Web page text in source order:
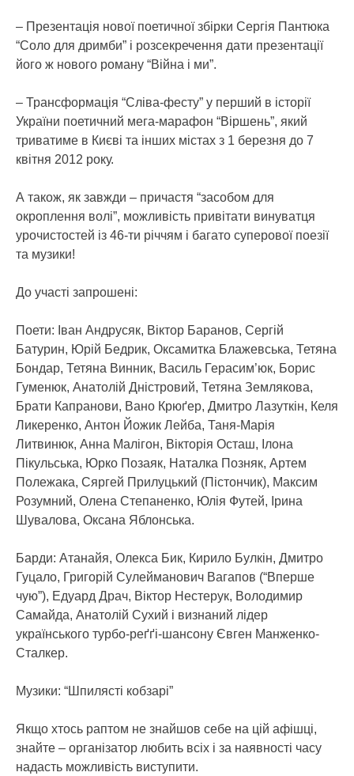
– Презентація нової поетичної збірки Сергія Пантюка
“Соло для дримби” і розсекречення дати презентації
його ж нового роману “Війна і ми”.
– Трансформація “Сліва-фесту” у перший в історії
України поетичний мега-марафон “Віршень”, який
триватиме в Києві та інших містах з 1 березня до 7
квітня 2012 року.
А також, як завжди – причастя “засобом для
окроплення волі”, можливість привітати винуватця
урочистостей із 46-ти річчям і багато суперової поезії
та музики!
До участі запрошені:
Поети: Іван Андрусяк, Віктор Баранов, Сергій
Батурин, Юрій Бедрик, Оксамитка Блажевська, Тетяна
Бондар, Тетяна Винник, Василь Герасим’юк, Борис
Гуменюк, Анатолій Дністровий, Тетяна Землякова,
Брати Капранови, Вано Крюґер, Дмитро Лазуткін, Келя
Ликеренко, Антон Йожик Лейба, Таня-Марія
Литвинюк, Анна Малігон, Вікторія Осташ, Ілона
Пікульська, Юрко Позаяк, Наталка Позняк, Артем
Полежака, Сяргей Прилуцький (Пістончик), Максим
Розумний, Олена Степаненко, Юлія Футей, Ірина
Шувалова, Оксана Яблонська.
Барди: Атанайя, Олекса Бик, Кирило Булкін, Дмитро
Гуцало, Григорій Сулейманович Вагапов (“Вперше
чую”), Едуард Драч, Віктор Нестерук, Володимир
Самайда, Анатолій Сухий і визнаний лідер
українського турбо-реґґі-шансону Євген Манженко-
Сталкер.
Музики: “Шпилясті кобзарі”
Якщо хтось раптом не знайшов себе на цій афішці,
знайте – організатор любить всіх і за наявності часу
надасть можливість виступити.